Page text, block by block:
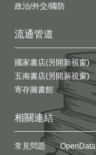
政治/外交/國防
流通管道
國家書店(另開新視窗)
五南書店(另開新視窗)
寄存圖書館
相關連結
常見問題
OpenData